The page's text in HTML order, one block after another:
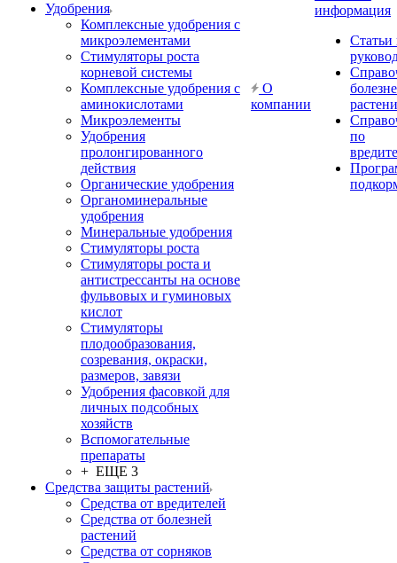
Удобрения
Комплексные удобрения с
микроэлементами
Стимуляторы роста
корневой системы
Комплексные удобрения с
аминокислотами
Микроэлементы
Удобрения
пролонгированного
действия
Органические удобрения
Органоминеральные
удобрения
Минеральные удобрения
Стимуляторы роста
Стимуляторы роста и
антистрессанты на основе
фульвовых и гуминовых
кислот
Стимуляторы
плодообразования,
созревания, окраски,
размеров, завязи
Удобрения фасовкой для
личных подсобных
хозяйств
Вспомогательные
препараты
+ ЕЩЕ 3
Средства защиты растений
Средства от вредителей
Средства от болезней
растений
Средства от сорняков
О
компании
информация
Статьи
по